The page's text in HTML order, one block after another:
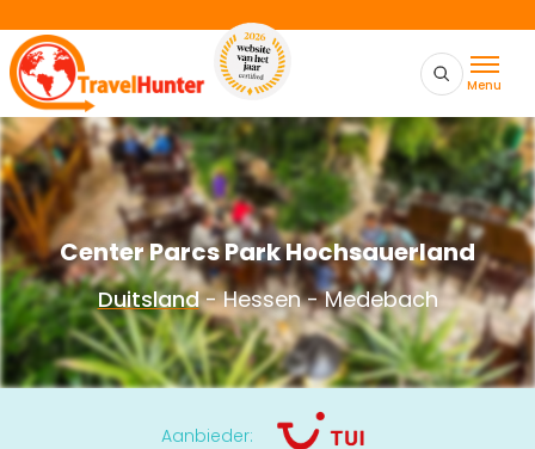
Menu
Center Parcs Park Hochsauerland
Duitsland- Hessen - Medebach
Aanbieder: